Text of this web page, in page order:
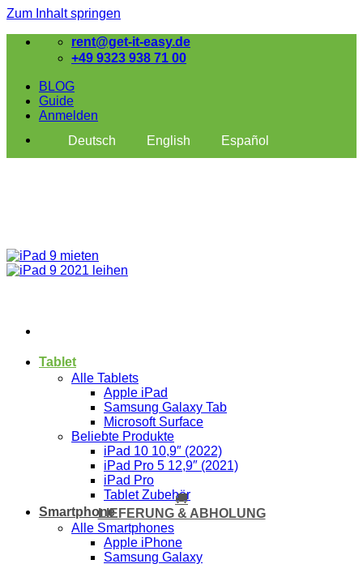
Zum Inhalt springen
rent@get-it-easy.de
+49 9323 938 71 00
BLOG
Guide
Anmelden
Deutsch
English Español
Tablet
Alle Tablets
Apple iPad
Samsung Galaxy Tab
Microsoft Surface
Beliebte Produkte
iPad 10 10,9″ (2022)
iPad Pro 5 12,9″ (2021)
iPad Pro
Tablet Zubehör
Smartphone
Alle Smartphones
Apple iPhone
Samsung Galaxy
🚚
LIEFERUNG & ABHOLUNG